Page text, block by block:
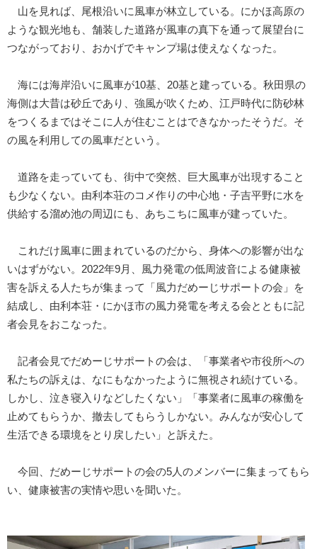
山を見れば、尾根沿いに風車が林立している。にかほ高原の
ような観光地も、舗装した道路が風車の真下を通って展望台に
つながっており、おかげでキャンプ場は使えなくなった。
海には海岸沿いに風車が10基、20基と建っている。秋田県の
海側は大昔は砂丘であり、強風が吹くため、江戸時代に防砂林
をつくるまではそこに人が住むことはできなかったそうだ。そ
の風を利用しての風車だという。
道路を走っていても、街中で突然、巨大風車が出現すること
も少なくない。由利本荘のコメ作りの中心地・子吉平野に水を
供給する溜め池の周辺にも、あちこちに風車が建っていた。
これだけ風車に囲まれているのだから、身体への影響が出な
いはずがない。2022年9月、風力発電の低周波音による健康被
害を訴える人たちが集まって「風力だめーじサポートの会」を
結成し、由利本荘・にかほ市の風力発電を考える会とともに記
者会見をおこなった。
記者会見でだめーじサポートの会は、「事業者や市役所への
私たちの訴えは、なにもなかったように無視され続けている。
しかし、泣き寝入りなどしたくない」「事業者に風車の稼働を
止めてもらうか、撤去してもらうしかない。みんなが安心して
生活できる環境をとり戻したい」と訴えた。
今回、だめーじサポートの会の5人のメンバーに集まってもら
い、健康被害の実情や思いを聞いた。